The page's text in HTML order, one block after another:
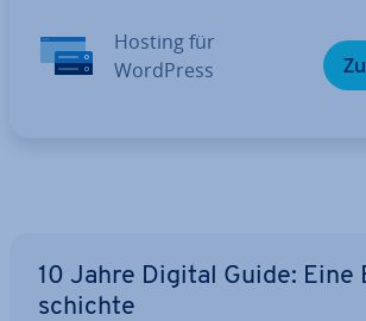
Hosting für
WordPress
10 Jahre Digital Guide:
schich­te